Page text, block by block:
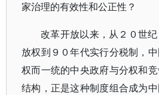
家治理的有效性和公正性？
改革开放以来，从２０世
放权到９０年代实行分税制，
权而一统的中央政府与分权和
结构，正是这种制度组合成为